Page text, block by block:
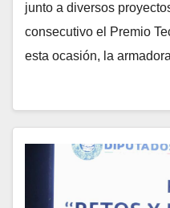
junto a diversos
consecutivo el Premio
esta ocasión, la